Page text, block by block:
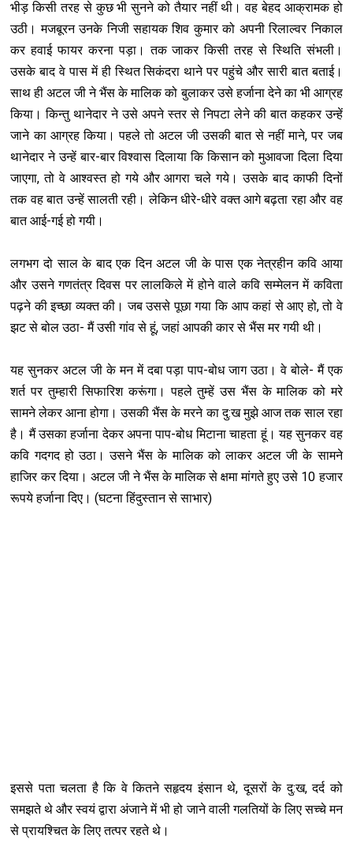
भीड़ किसी तरह से कुछ भी सुनने को तैयार नहीं थी। वह बेहद आक्रामक हो
उठी। मजबूरन उनके निजी सहायक शि‍व कुमार को अपनी रिलाल्वर निकाल
कर हवाई फायर करना पड़ा। तक जाकर किसी तरह से स्थिति संभली।
उसके बाद वे पास में ही स्थित सिकंदरा थाने पर पहुंचे और सारी बात बताई।
साथ ही अटल जी ने भैंस के मालिक को बुलाकर उसे हर्जाना देने का भी आग्रह
किया। किन्तु थानेदार ने उसे अपने स्तर से निपटा लेने की बात कहकर उन्हें
जाने का आग्रह किया। पहले तो अटल जी उसकी बात से नहीं माने, पर जब
थानेदार ने उन्हें बार-बार विश्वास दिलाया कि किसान को मुआवजा दिला दिया
जाएगा, तो वे आश्वस्त हो गये और आगरा चले गये। उसके बाद काफी दिनों
तक वह बात उन्हें सालती रही। लेकिन धीरे-धीरे वक्त आगे बढ़ता रहा और वह
बात आई-गई हो गयी।
लगभग दो साल के बाद एक दिन अटल जी के पास एक नेत्रहीन कवि आया
और उसने गणतंत्र दिवस पर लालकिले में होने वाले कवि सम्मेलन में कविता
पढ़ने की इच्छा व्यक्त की। जब उससे पूछा गया कि आप कहां से आए हो, तो वे
झट से बोल उठा- मैं उसी गांव से हूं, जहां आपकी कार से भैंस मर गयी थी।
यह सुनकर अटल जी के मन में दबा पड़ा पाप-बोध जाग उठा। वे बोले- मैं एक
शर्त पर तुम्हारी सिफारिश करूंगा। पहले तुम्हें उस भैंस के मालिक को मरे
सामने लेकर आना होगा। उसकी भैंस के मरने का दु:ख मुझे आज तक साल रहा
है। मैं उसका हर्जाना देकर अपना पाप-बोध मिटाना चाहता हूं। यह सुनकर वह
कवि गदगद हो उठा। उसने भैंस के मालिक को लाकर अटल जी के सामने
हाजिर कर दिया। अटल जी ने भैंस के मालिक से क्षमा मांगते हुए उसे 10 हजार
रूपये हर्जाना दिए। (घटना हिंदुस्तान से साभार)
इससे पता चलता है कि वे कितने सहृदय इंसान थे, दूसरों के दु:ख, दर्द को
समझते थे और स्वयं द्वारा अंजाने में भी हो जाने वाली गलतियों के लिए सच्चे मन
से प्रायश्चित के लिए तत्पर रहते थे।